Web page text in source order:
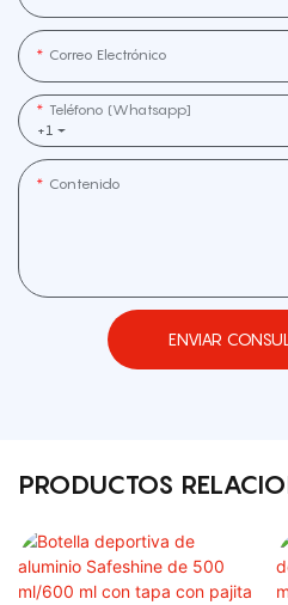
Correo Electrónico
+1
Teléfono (whatsapp]
Contenido
ENVIAR
PRODUCTOS